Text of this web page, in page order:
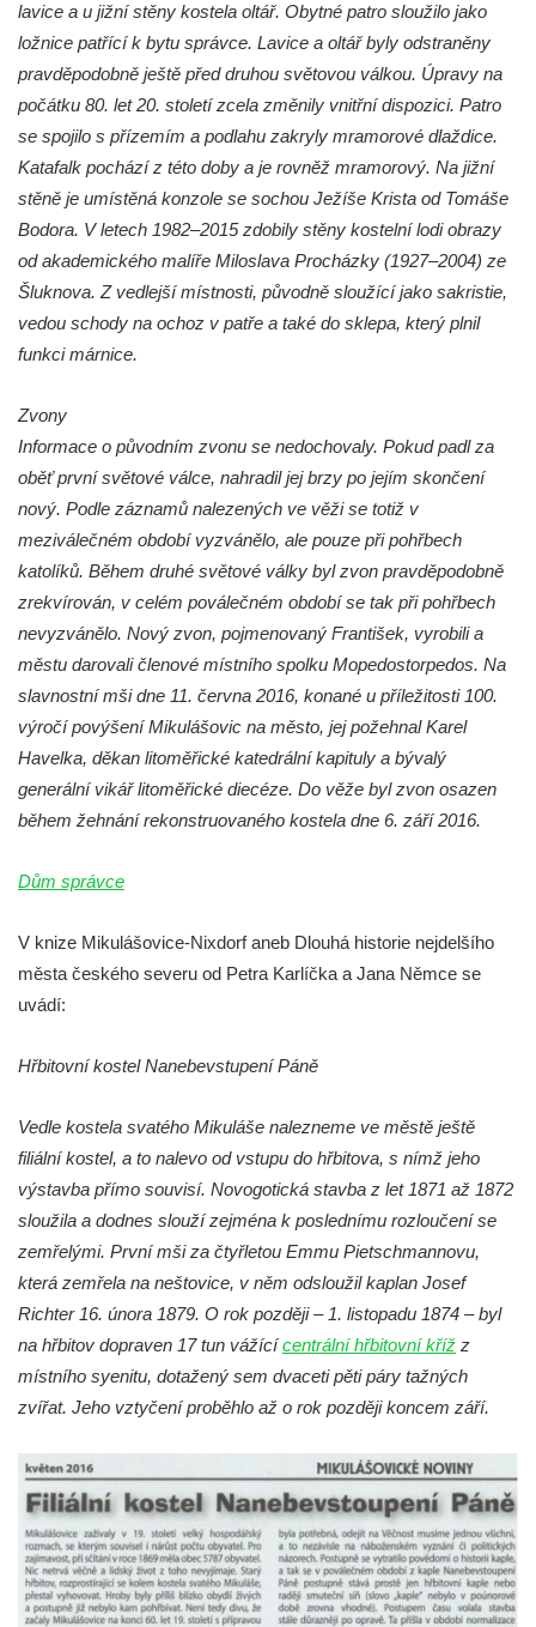
Kostel svatého Havla na hřbitově v
Hrobčicích
Kaple svatého Vavřince v Mirošovicích
Márnice na hřbitově v Račicích
Márnice na hřbitově v Dobříni
Kaple Nejsvětější Trojice v centru Liběšic
Výklenková kaple na rozcestí na jižním
okraji Liběšic
Kostel svaté Kateřiny v Chouči
Márnice na hřbitově v Lužici
Kostel svatého Martina v Kozlech
Márnice na hřbitově v Kozlech
Vesnický kostel v Reinhardtsdorfu
Protestantský (evangelicko-luterský) kostel
Crostau
Kaple Nanebevstoupení Panny Marie ve
Svitavě
Výklenková kaple Piety ve Svojkově
Kostel Nejsvětější Trojice ve Velenicích
Kostel Nanebevzetí Panny Marie (St. Mariä
Himmelfahrt) v Schirgiswalde
Kaple Olivetské hory pod věží kostela
Kostel Zvěstování Panny Marie v Duchcově
Výklenková kaple v Teplické ulici u stadionu
v Duchcově
Evangelický kostel v Duchcově
Kostel svatých Petra a Pavla v Jeníkově
Kaple Panny Marie v Lahošti
Lahošti
Kostel svatého Mikuláše v Mikulášovicích
Kaple Tří otců v Mikulášovicích
Kaple Matky Boží v Mikulášovicích
Kaple Andělů strážných (Fürleova kaple) v
lavice a u jižní stěny kostela oltář. Obytné patro sloužilo jako
ložnice patřící k bytu správce. Lavice a oltář byly odstraněny
pravděpodobně ještě před druhou světovou válkou. Úpravy na
počátku 80. let 20. století zcela změnily vnitřní dispozici. Patro
se spojilo s přízemím a podlahu zakryly mramorové dlaždice.
Katafalk pochází z této doby a je rovněž mramorový. Na jižní
stěně je umístěná konzole se sochou Ježíše Krista od Tomáše
Bodora. V letech 1982–2015 zdobily stěny kostelní lodi obrazy
od akademického malíře Miloslava Procházky (1927–2004) ze
Šluknova. Z vedlejší místnosti, původně sloužící jako sakristie,
vedou schody na ochoz v patře a také do sklepa, který plnil
funkci márnice.
Zvony
Informace o původním zvonu se nedochovaly. Pokud padl za
oběť první světové válce, nahradil jej brzy po jejím skončení
nový. Podle záznamů nalezených ve věži se totiž v
meziválečném období vyzvánělo, ale pouze při pohřbech
katolíků. Během druhé světové války byl zvon pravděpodobně
zrekvírován, v celém poválečném období se tak při pohřbech
nevyzvánělo. Nový zvon, pojmenovaný František, vyrobili a
městu darovali členové místního spolku Mopedostorpedos. Na
slavnostní mši dne 11. června 2016, konané u příležitosti 100.
výročí povýšení Mikulášovic na město, jej požehnal Karel
Havelka, děkan litoměřické katedrální kapituly a bývalý
generální vikář litoměřické diecéze. Do věže byl zvon osazen
během žehnání rekonstruovaného kostela dne 6. září 2016.
Dům správce
V knize Mikulášovice-Nixdorf aneb Dlouhá historie nejdelšího
města českého severu od Petra Karlíčka a Jana Němce se
uvádí:
Hřbitovní kostel Nanebevstupení Páně
Vedle kostela svatého Mikuláše nalezneme ve městě ještě
filiální kostel, a to nalevo od vstupu do hřbitova, s nímž jeho
výstavba přímo souvisí. Novogotická stavba z let 1871 až 1872
sloužila a dodnes slouží zejména k poslednímu rozloučení se
zemřelými. První mši za čtyřletou Emmu Pietschmannovu,
která zemřela na neštovice, v něm odsloužil kaplan Josef
Richter 16. února 1879. O rok později – 1. listopadu 1874 – byl
na hřbitov dopraven 17 tun vážícícentrální hřbitovní kříž z
místního syenitu, dotažený sem dvaceti pěti páry tažných
zvířat. Jeho vztyčení proběhlo až o rok později koncem září.